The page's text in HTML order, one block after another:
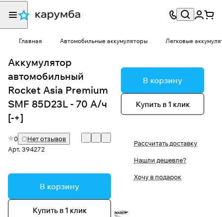
Главная Автомобильные аккумуляторы Легковые
Аккумулятор
автомобильный
Rocket Asia Premium
SMF 85D23L - 70 А/ч
[-+]
0
Нет отзывов
Арт.394272
В корзину
Купить в 1 клик
В корзину
Купить в 1 клик
Рассчитать доставку
Нашли дешевле?
Хочу в подарок